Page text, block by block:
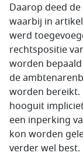
Daarop deed
waarbij in
werd
rechtspositie
worden
de
worden bereikt.
hooguit
een inperking
kon worden
verder wel best.